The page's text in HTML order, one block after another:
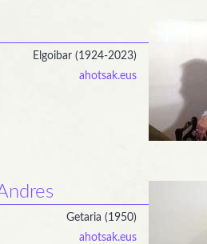
Elgoibar (1924-2023)
ahotsak.eus
Getaria (1950)
ahotsak.eus